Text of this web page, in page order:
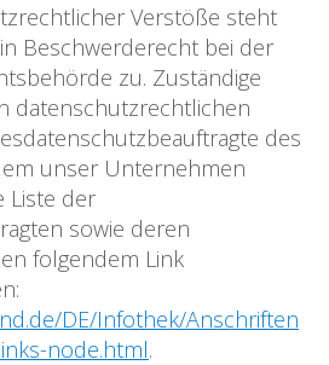
Verstöße steht
Beschwerderecht bei der
zu. Zuständige
datenschutzrechtlichen
des
unser Unternehmen
Liste der
sowie deren
folgendem Link
DE/Infothek/Anschriften
node.html.